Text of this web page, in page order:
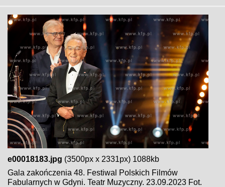
e00018183.jpg (3500px x 2331px) 1088kb
Gala zakończenia 48. Festiwal Polskich Filmów
Fabularnych w Gdyni. Teatr Muzyczny. 23.09.2023 Fot.